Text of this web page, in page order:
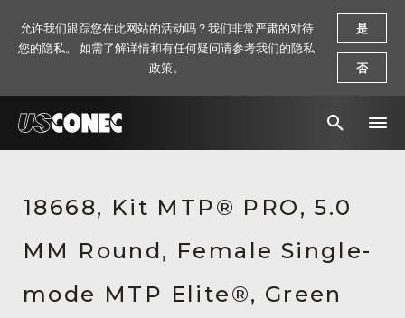
解决方案
产品
资源
18668, Kit MTP® PRO, 5.0
MM Round, Female Single-
mode MTP Elite®, Green
允许我们跟踪您在此网站的活动吗？我们非常严肃的对待
您的隐私。 如需了解详情和有任何疑问请参考我们的隐私
政策。
是
否